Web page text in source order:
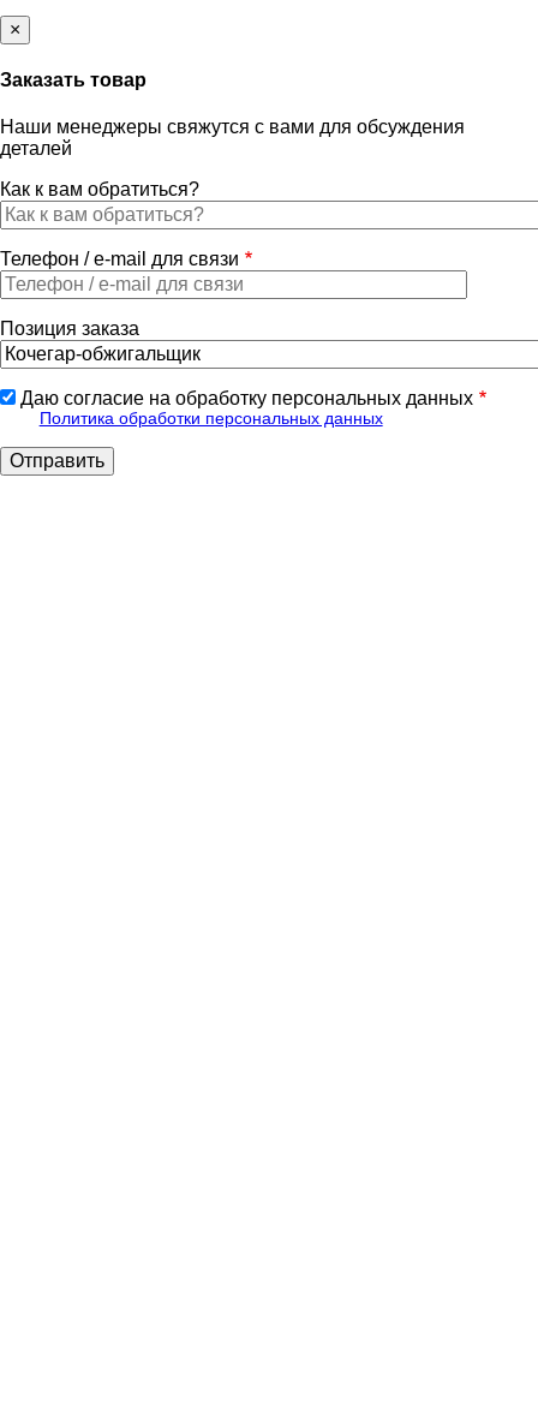
×
Заказать товар
Наши менеджеры свяжутся с вами для обсуждения
деталей
Как к вам обратиться?
Телефон / e-mail для связи
Позиция заказа
Даю согласие на обработку персональных данных
Политика обработки персональных данных